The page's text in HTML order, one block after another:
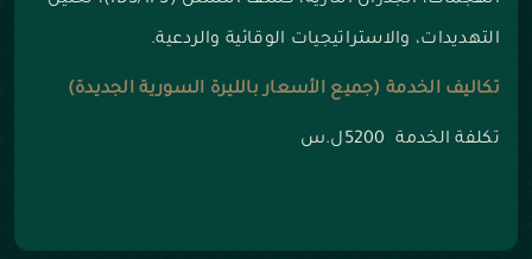
التهديدات، والاستراتيجيات الوقائية والردعية.
تكاليف الخدمة (جميع الأسعار بالليرة السورية الجديدة)
تكلفة الخدمة 5200ل.س